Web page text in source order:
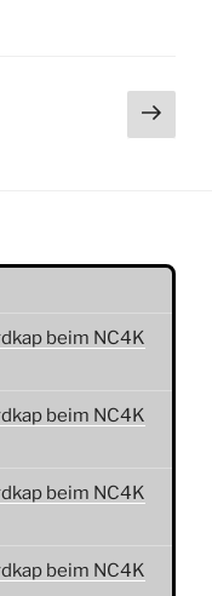
beim NC4K
beim NC4K
beim NC4K
beim NC4K